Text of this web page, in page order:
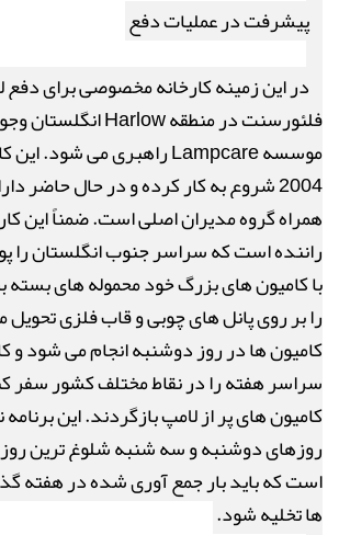
پیشرفت در عملیات دفع
در این زمینه کارخانه مخصوصی برای
فلئورسنت در منطقهHarlowانگلستان
موسسهLampcareراهبری می شود. این
همراه گروه مدیران اصلی است. ضمناً این
راننده است که سراسر جنوب انگلستان
با کامیون های بزرگ خود محموله های
را بر روی پانل های چوبی و قاب فلزی تحویل
کامیون ها در روز دوشنبه انجام می شود و
سراسر هفته را در نقاط مختلف کشور سفر
کامیون های پر از لامپ بازگردند. این
روزهای دوشنبه و سه شنبه شلوغ ترین
است که باید بار جمع آوری شده در هفته
ها تخلیه شود.